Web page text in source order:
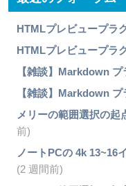
HTMLプレビュープラ
HTMLプレビュープラ
【雑談】Markdown
【雑談】Markdown
メリーの範囲選択の起
前)
ノートPCの 4k 13~16
(2 週間前)